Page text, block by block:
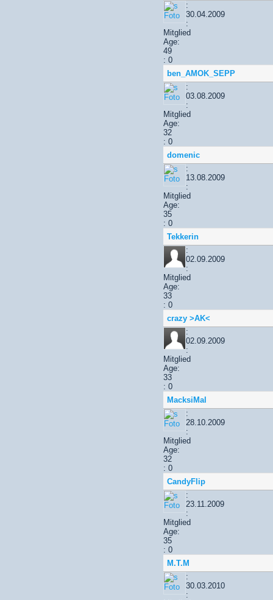
:
30.04.2009
:
Mitglied
Age:
49
: 0
ben_AMOK_SEPP
:
03.08.2009
:
Mitglied
Age:
32
: 0
domenic
:
13.08.2009
:
Mitglied
Age:
35
: 0
Tekkerin
:
02.09.2009
:
Mitglied
Age:
33
: 0
crazy >AK<
:
02.09.2009
:
Mitglied
Age:
33
: 0
MacksiMal
:
28.10.2009
:
Mitglied
Age:
32
: 0
CandyFlip
:
23.11.2009
:
Mitglied
Age:
35
: 0
M.T.M
:
30.03.2010
: